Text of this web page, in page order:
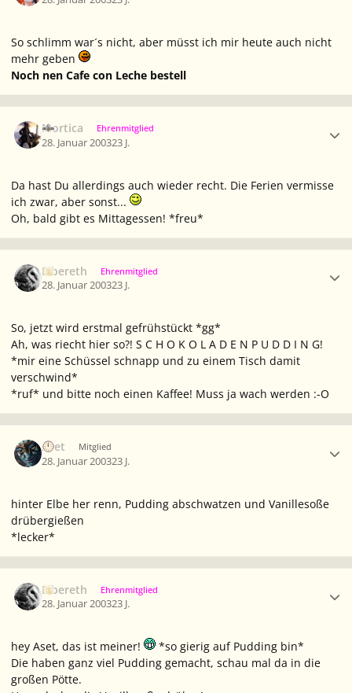
So schlimm war´s nicht, aber müsst ich mir heute auch nicht
mehr geben
Noch nen Cafe con Leche bestell
Mortica Ehrenmitglied
28. Januar 200323 J.
Da hast Du allerdings auch wieder recht. Die Ferien vermisse
ich zwar, aber sonst...
Oh, bald gibt es Mittagessen! *freu*
Elbereth Ehrenmitglied
28. Januar 200323 J.
So, jetzt wird erstmal gefrühstückt *gg*
Ah, was riecht hier so?! S C H O K O L A D E N P U D D I N G!
*mir eine Schüssel schnapp und zu einem Tisch damit
verschwind*
*ruf* und bitte noch einen Kaffee! Muss ja wach werden :-O
Aset Mitglied
28. Januar 200323 J.
hinter Elbe her renn, Pudding abschwatzen und Vanillesoße
drübergießen
*lecker*
Elbereth Ehrenmitglied
28. Januar 200323 J.
hey Aset, das ist meiner!
*so gierig auf Pudding bin*
Die haben ganz viel Pudding gemacht, schau mal da in die
großen Pötte.